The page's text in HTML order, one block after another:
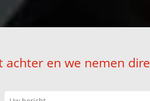
achter en we nemen